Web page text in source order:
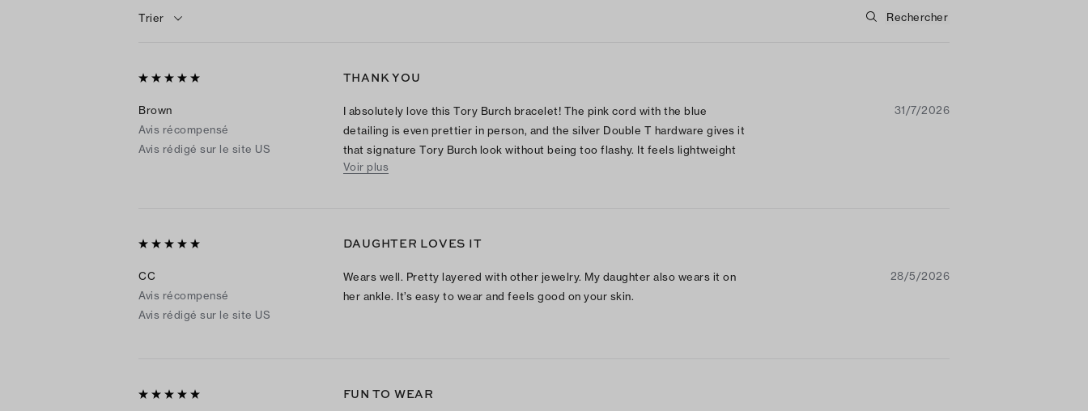
Trier
Brown
Avis récompensé
Avis rédigé sur le site US
THANK YOU
I absolutely love this Tory Burch bracelet! The pink cord with the blue
detailing is even prettier in person, and the silver Double T hardware gives it
that signature Tory Burch look without being too flashy. It feels lightweight
and comfortable on my wrist, and the adjustable design makes it easy to get
purchases—cute, unique, and worth it!
Voir plus
31/7/2026
CC
Avis récompensé
Avis rédigé sur le site US
DAUGHTER LOVES IT
Wears well. Pretty layered with other jewelry. My daughter also wears it on
her ankle. It’s easy to wear and feels good on your skin.
28/5/2026
FUN TO WEAR